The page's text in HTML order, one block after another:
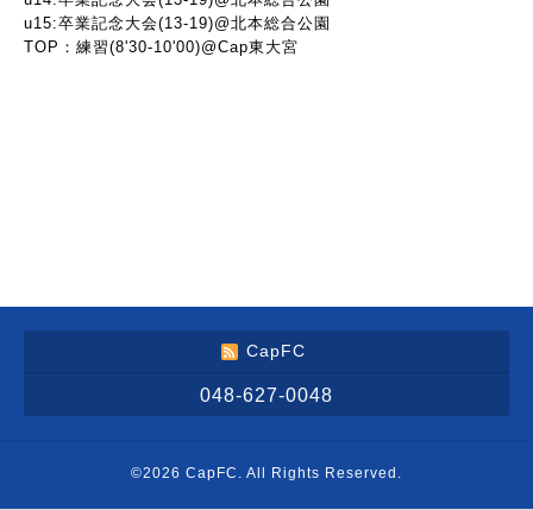
u15:卒業記念大会(13-19)@北本総合公園
TOP：練習(8'30-10'00)@Cap東大宮
CapFC
048-627-0048
©2026 CapFC . All Rights Reserved.